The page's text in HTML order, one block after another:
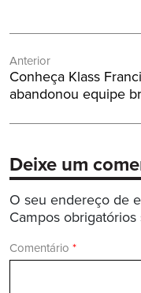
de
Post
Anterior
Post
Anterior:
Conheça Klass
abandonou equipe
Deixe um
O seu endereço de
Campos
Comentário *